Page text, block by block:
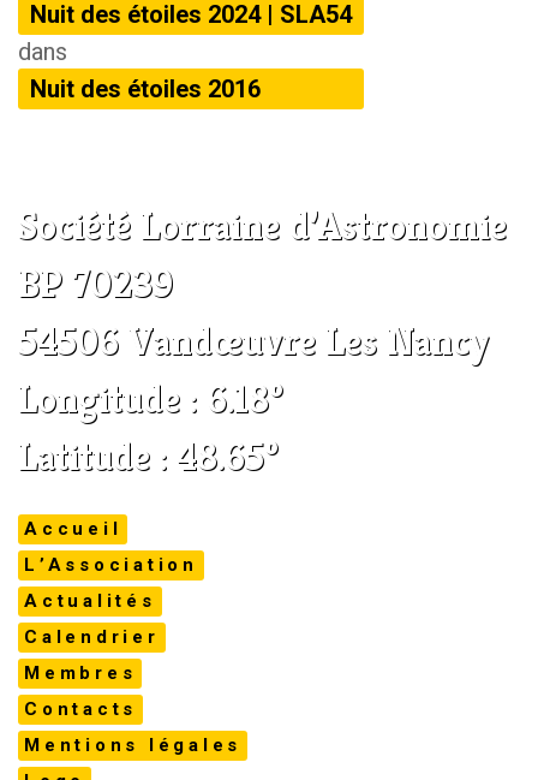
Nuit des étoiles 2024 | SLA54
dans
Nuit des étoiles 2016
Société Lorraine d’Astronomie
BP 70239
54506 Vandœuvre Les Nancy
Longitude : 6.18°
Latitude : 48.65°
Accueil
L’Association
Actualités
Calendrier
Membres
Contacts
Mentions légales